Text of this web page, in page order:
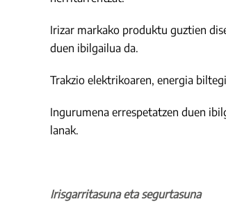
Irizar markako produktu guztien
duen ibilgailua da.
Trakzio elektrikoaren, energia
Ingurumena errespetatzen duen
lanak.
Irisgarritasuna eta segurtasuna